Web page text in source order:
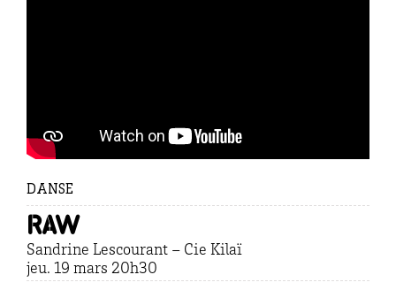
DANSE
RAW
Sandrine Lescourant – Cie Kilaï
jeu. 19 mars 20h30